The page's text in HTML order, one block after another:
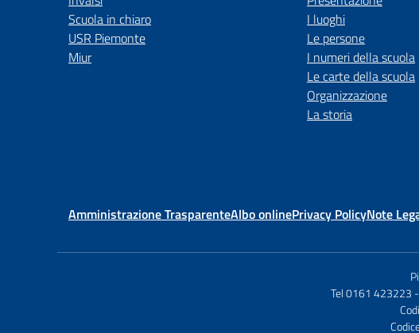
Scuola in chiaro
USR Piemonte
Miur
I luoghi
Le persone
I numeri della scuola
Le carte della scuola
Organizzazione
La storia
Amministrazione TrasparenteAlbo onlinePrivacy PolicyNote
Tel 0161 423223